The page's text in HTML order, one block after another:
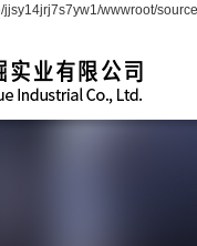
wwwroot/